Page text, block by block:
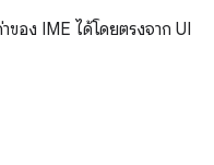
อง IME ได้โดยตรงจาก UI